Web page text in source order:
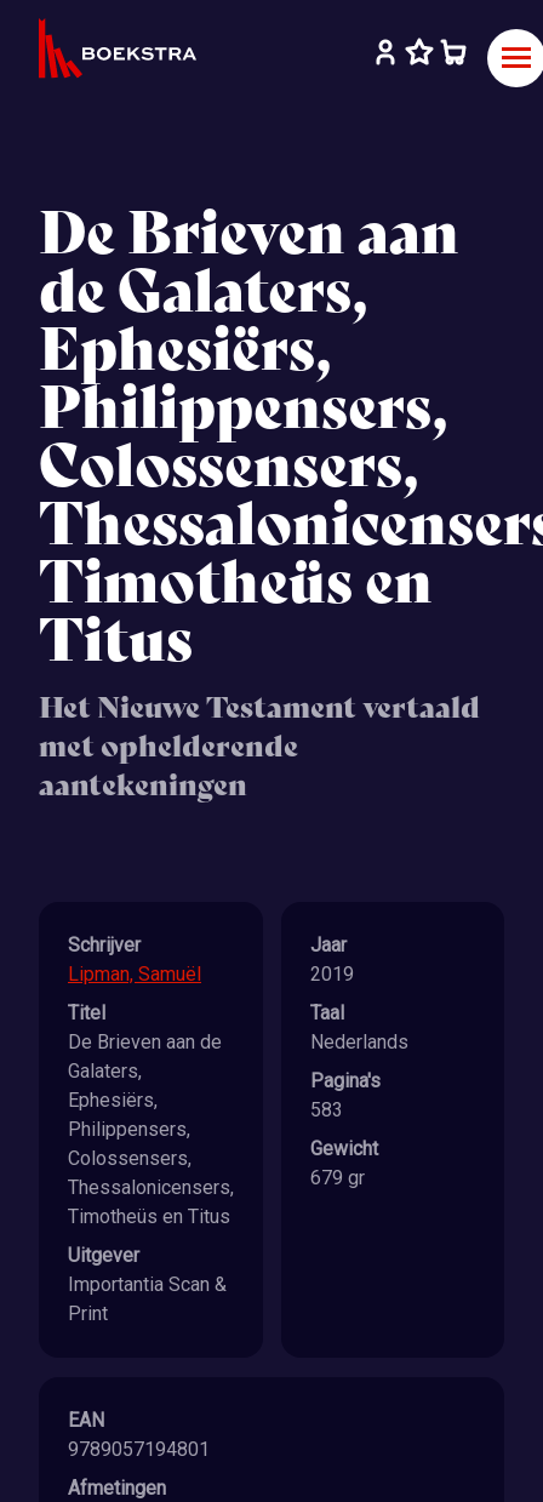
De Brieven aan
de Galaters,
Ephesiërs,
Philippensers,
Colossensers,
Timotheüs en
Titus
Het Nieuwe Testament vertaald
met ophelderende
aantekeningen
Schrijver
Lipman, Samuël
Titel
De Brieven aan de
Galaters,
Ephesiërs,
Philippensers,
Colossensers,
Thessalonicensers,
Timotheüs en Titus
Uitgever
Importantia Scan &
Print
Jaar
2019
Taal
Nederlands
Pagina's
583
Gewicht
679 gr
EAN
9789057194801
Afmetingen